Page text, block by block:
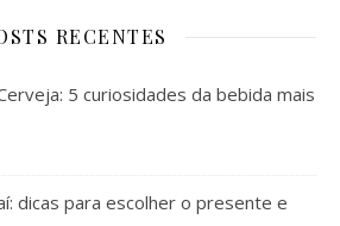
RECENTES
5 curiosidades da bebida mais
dicas para escolher o presente e